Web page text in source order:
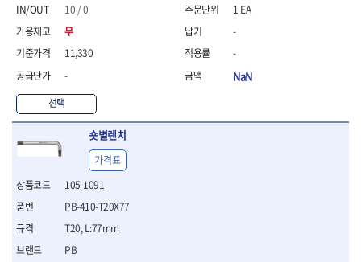
- 절연니퍼
- 절연가위
- 절연비트
- 절연라쳇렌치
- 절연라쳇렌치세트
- 절연볼트커터
- 절연아답타
- 절연펀치
- 기타
- 방폭연결대
- 방폭니퍼
- 방폭펜치
10 / 0
무
11,330
-
선택
1 EA
-
-
NaN
숏별렌치
105-1091
PB
PB-410-T20X77
T20, L:77mm
가격표